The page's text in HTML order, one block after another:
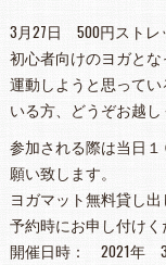
3月27日 500円ストレ
初心者向けのヨガとな
運動しようと思って
いる方、どうぞお越し
参加される際は当日
願い致します。
ヨガマット無料貸し
予約時にお申し付けく
開催日時： 2021年 3